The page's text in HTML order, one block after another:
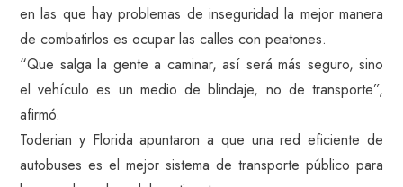
en las que hay problemas de inseguridad la mejor manera
de combatirlos es ocupar las calles con peatones.
“Que salga la gente a caminar, así será más seguro, sino
el vehículo es un medio de blindaje, no de transporte”,
afirmó.
Toderian y Florida apuntaron a que una red eficiente de
autobuses es el mejor sistema de transporte público para